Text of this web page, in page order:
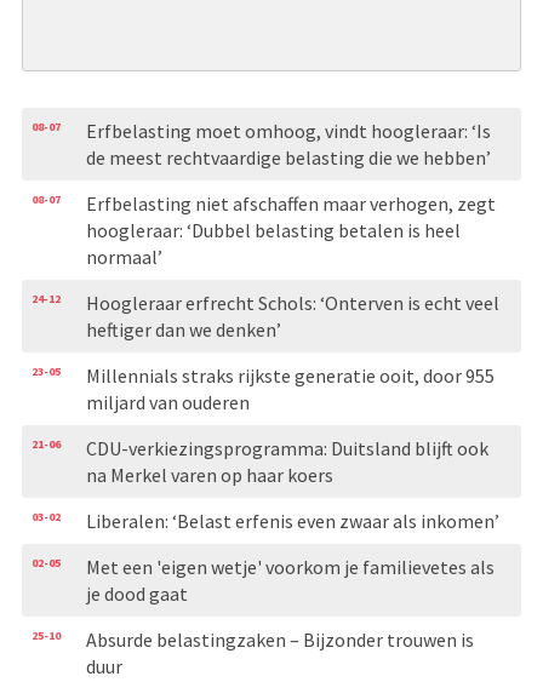
08-07
Erfbelasting moet omhoog, vindt hoogleraar: ‘Is
de meest rechtvaardige belasting die we hebben’
08-07
Erfbelasting niet afschaffen maar verhogen, zegt
hoogleraar: ‘Dubbel belasting betalen is heel
normaal’
24-12
Hoogleraar erfrecht Schols: ‘Onterven is echt veel
heftiger dan we denken’
23-05
Millennials straks rijkste generatie ooit, door 955
miljard van ouderen
21-06
CDU-verkiezingsprogramma: Duitsland blijft ook
na Merkel varen op haar koers
03-02 Liberalen: ‘Belast erfenis even zwaar als inkomen’
02-05
Met een 'eigen wetje' voorkom je familievetes als
je dood gaat
25-10
Absurde belastingzaken – Bijzonder trouwen is
duur